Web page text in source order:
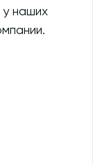
у наших